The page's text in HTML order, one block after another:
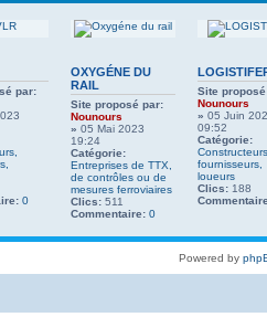
par:
0
OXYGÉNE DU
RAIL
Site proposé par:
Nounours
» 05 Mai 2023
19:24
Catégorie:
Entreprises de TTX,
de contrôles ou de
mesures ferroviaires
Clics: 511
Commentaire: 0
Site
Nounours
» 05 Juin
09:52
Catégorie:
fournisseurs,
loueurs
Clics: 188
Powered by